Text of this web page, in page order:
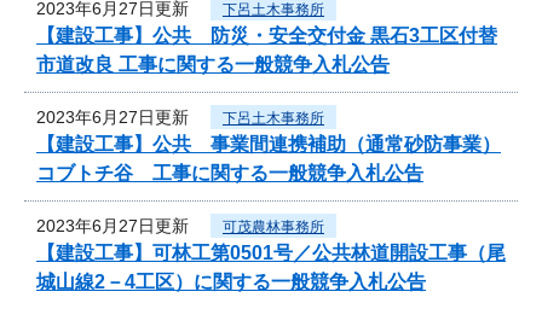
2023年6月27日更新 下呂土木事務所
【建設工事】公共 防災・安全交付金 黒石3工区付替
市道改良 工事に関する一般競争入札公告
2023年6月27日更新 下呂土木事務所
【建設工事】公共 事業間連携補助（通常砂防事業）
コブトチ谷 工事に関する一般競争入札公告
2023年6月27日更新 可茂農林事務所
【建設工事】可林工第0501号／公共林道開設工事（尾
城山線2－4工区）に関する一般競争入札公告